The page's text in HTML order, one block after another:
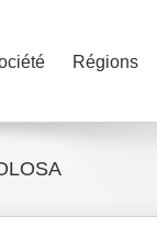
Régions